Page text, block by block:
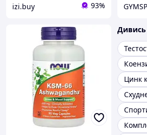
izi.buy 93%
Цинк